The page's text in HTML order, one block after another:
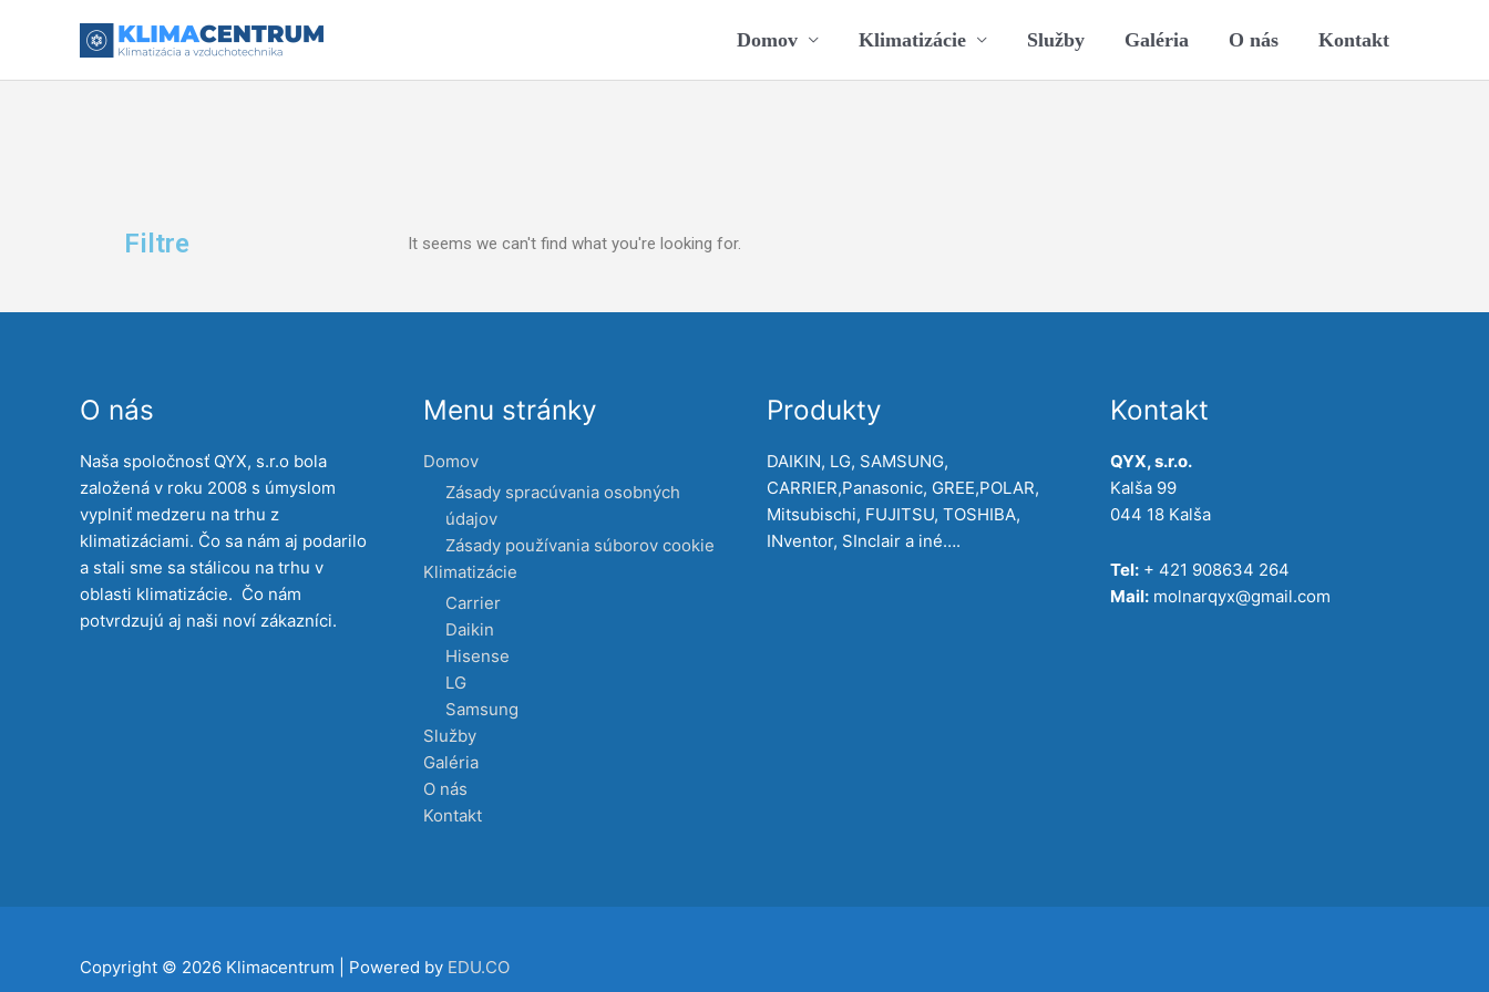
Domov Klimatizácie Služby Galéria O nás Kontakt
Filtre It seems we can't find what you're looking for.
O nás
Naša spoločnosť QYX, s.r.o bola
založená v roku 2008 s úmyslom
vyplniť medzeru na trhu z
klimatizáciami. Čo sa nám aj podarilo
a stali sme sa stálicou na trhu v
oblasti klimatizácie. Čo nám
potvrdzujú aj naši noví zákazníci.
Menu stránky
Domov
Zásady spracúvania osobných
údajov
Zásady používania súborov cookie
Klimatizácie
Carrier
Daikin
Hisense
LG
Samsung
Služby
Galéria
O nás
Kontakt
Produkty
DAIKIN, LG, SAMSUNG,
CARRIER,Panasonic, GREE,POLAR,
Mitsubischi, FUJITSU, TOSHIBA,
INventor, SInclair a iné….
Kontakt
QYX, s.r.o.
Kalša 99
044 18 Kalša
Tel: + 421 908634 264
Mail: molnarqyx@gmail.com
Copyright © 2026 Klimacentrum | Powered by EDU.CO